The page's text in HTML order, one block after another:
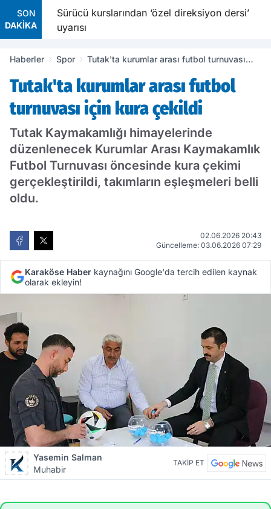
SON
DAKİKA
Sürücü kurslarından ‘özel direksiyon dersi’
uyarısı
Haberler Spor
Tutak'ta kurumlar arası futbol turnuvası
Tutak'ta kurumlar arası futbol
turnuvası için kura çekildi
Tutak Kaymakamlığı himayelerinde
düzenlenecek Kurumlar Arası Kaymakamlık
Futbol Turnuvası öncesinde kura çekimi
gerçekleştirildi, takımların eşleşmeleri belli
oldu.
02.06.2026 20:43
Güncelleme: 03.06.2026 07:29
Karaköse Haber kaynağını Google'da tercih edilen kaynak
olarak ekleyin!
Yasemin Salman
Muhabir
TAKİP ET